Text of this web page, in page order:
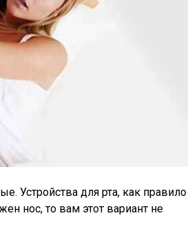
Устройства для рта, как правило
нос, то вам этот вариант не